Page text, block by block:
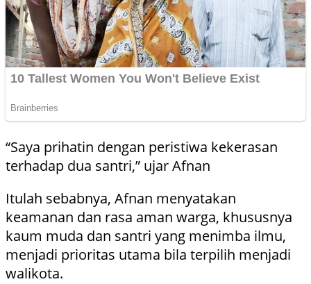
“Saya prihatin dengan peristiwa kekerasan
terhadap dua santri,” ujar Afnan
Itulah sebabnya, Afnan menyatakan
keamanan dan rasa aman warga, khususnya
kaum muda dan santri yang menimba ilmu,
menjadi prioritas utama bila terpilih menjadi
walikota.